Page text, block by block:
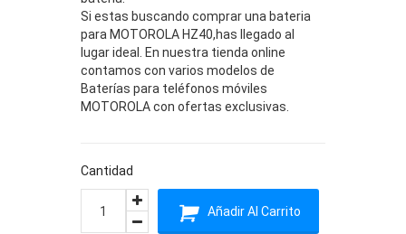
Si estas buscando comprar una bateria
para MOTOROLA HZ40,has llegado al
lugar ideal. En nuestra tienda online
contamos con varios modelos de
Baterías para teléfonos móviles
MOTOROLA con ofertas exclusivas.
Cantidad
Añadir Al Carrito